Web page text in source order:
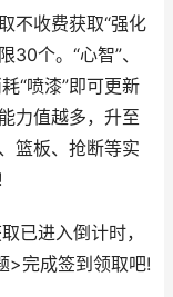
不收费获取“强化
个。“心智”、
“喷漆”即可更新
力值越多，升至
篮板、抢断等实
已进入倒计时，
>完成签到领取吧!